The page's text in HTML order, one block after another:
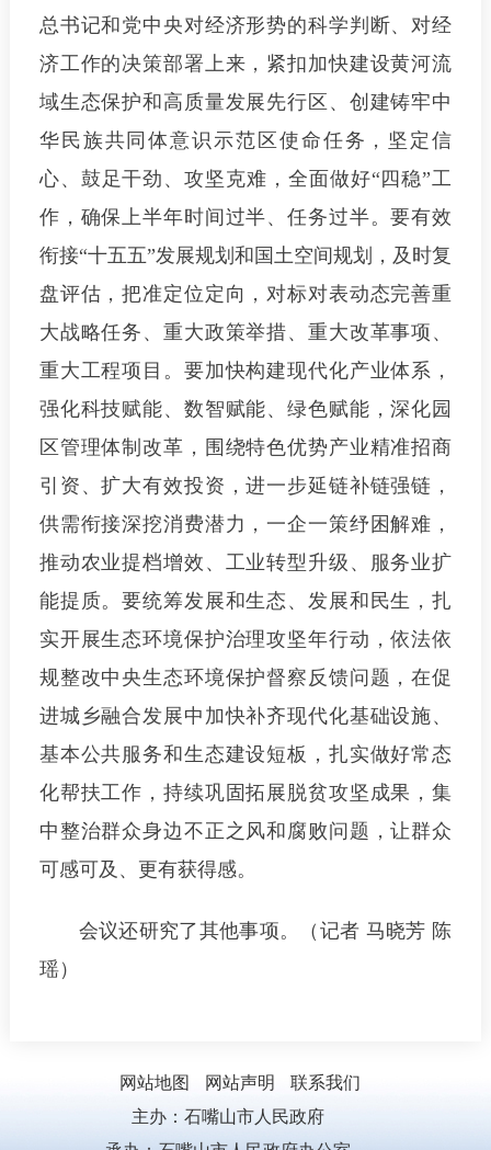
总书记和党中央对经济形势的科学判断、对经
济工作的决策部署上来，紧扣加快建设黄河流
域生态保护和高质量发展先行区、创建铸牢中
华民族共同体意识示范区使命任务，坚定信
心、鼓足干劲、攻坚克难，全面做好“四稳”工
作，确保上半年时间过半、任务过半。要有效
衔接“十五五”发展规划和国土空间规划，及时复
盘评估，把准定位定向，对标对表动态完善重
大战略任务、重大政策举措、重大改革事项、
重大工程项目。要加快构建现代化产业体系，
强化科技赋能、数智赋能、绿色赋能，深化园
区管理体制改革，围绕特色优势产业精准招商
引资、扩大有效投资，进一步延链补链强链，
供需衔接深挖消费潜力，一企一策纾困解难，
推动农业提档增效、工业转型升级、服务业扩
能提质。要统筹发展和生态、发展和民生，扎
实开展生态环境保护治理攻坚年行动，依法依
规整改中央生态环境保护督察反馈问题，在促
进城乡融合发展中加快补齐现代化基础设施、
基本公共服务和生态建设短板，扎实做好常态
化帮扶工作，持续巩固拓展脱贫攻坚成果，集
中整治群众身边不正之风和腐败问题，让群众
可感可及、更有获得感。
会议还研究了其他事项。（记者 马晓芳 陈
瑶）
网站地图 网站声明
联系我们
主办：石嘴山市人民政府